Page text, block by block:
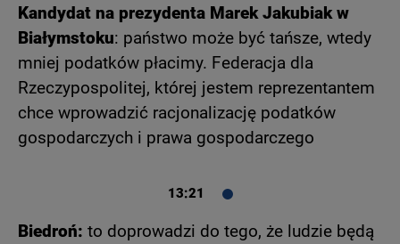
Kandydat na prezydenta Marek Jakubiak w
Białymstoku: państwo może być tańsze, wtedy
mniej podatków płacimy. Federacja dla
Rzeczypospolitej, której jestem reprezentantem
chce wprowadzić racjonalizację podatków
gospodarczych i prawa gospodarczego
13:21
Biedroń: to doprowadzi do tego, że ludzie będą